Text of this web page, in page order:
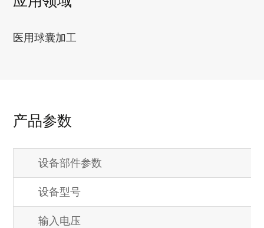
医用球囊加工
产品参数
设备部件参数
设备型号
输入电压